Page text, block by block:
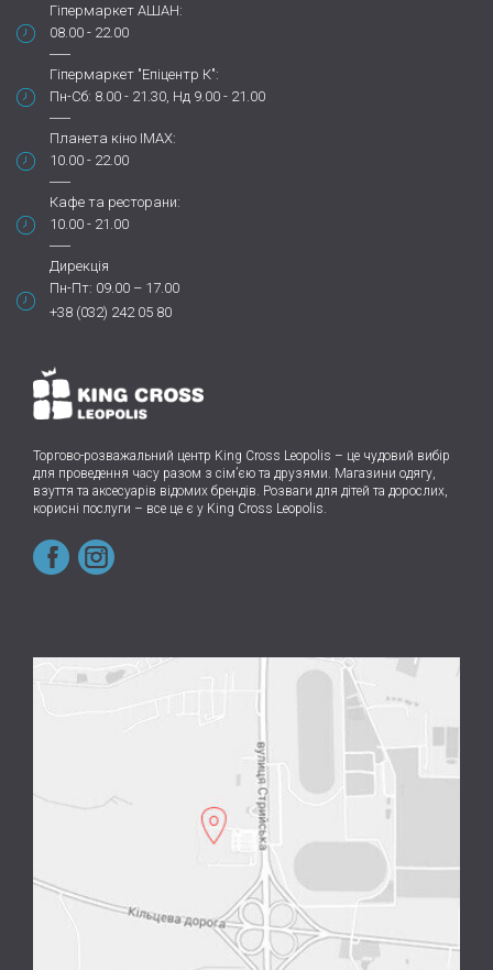
Гіпермаркет АШАН:
08.00 - 22.00
Гіпермаркет "Епіцентр К":
Пн-Сб: 8.00 - 21.30, Нд 9.00 - 21.00
Планета кіно IMAX:
10.00 - 22.00
Кафе та ресторани:
10.00 - 21.00
Дирекція
Пн-Пт: 09.00 – 17.00
+38 (032) 242 05 80
Торгово-розважальний центр King Cross Leopolis – це чудовий вибір
для проведення часу разом з сім’єю та друзями. Магазини одягу,
взуття та аксесуарів відомих брендів. Розваги для дітей та дорослих,
корисні послуги – все це є у King Cross Leopolis.